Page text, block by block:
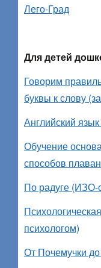
Лего-Град
Для детей
Говорим
буквы к слову
Английский
Обучение
способов
По радуге (ИЗО-
психологом)
От Почемучки до